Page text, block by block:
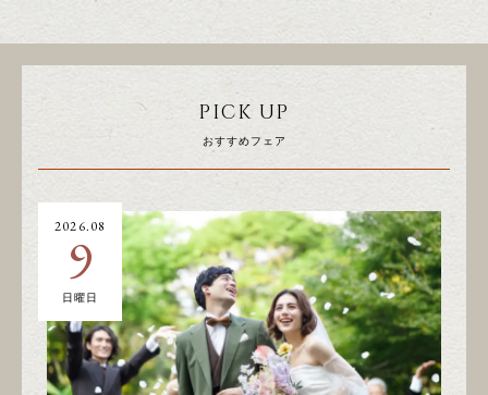
PICK UP
おすすめフェア
2026.08
9
日曜日